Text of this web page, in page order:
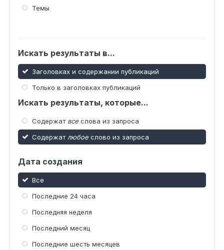
Темы
Искать результаты в...
Заголовках и содержании публикаций
Только в заголовках публикаций
Искать результаты, которые...
Содержат все слова из запроса
Содержат любое слово из запроса
Дата создания
Все
Последние 24 часа
Последняя неделя
Последний месяц
Последние шесть месяцев